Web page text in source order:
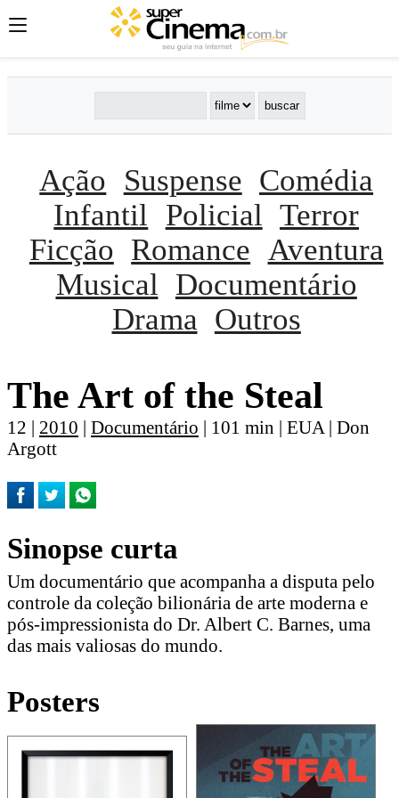
Ação Suspense Comédia
Infantil
Policial Terror
Ficção Romance Aventura
Musical
Documentário
Drama Outros
The Art of the Steal
12 | 2010 | Documentário | 101 min | EUA | Don
Argott
Sinopse curta
Um documentário que acompanha a disputa pelo
controle da coleção bilionária de arte moderna e
pós-impressionista do Dr. Albert C. Barnes, uma
das mais valiosas do mundo.
Posters